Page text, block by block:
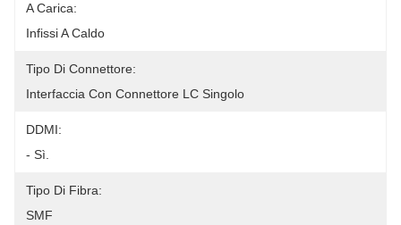
A Carica:
Infissi A Caldo
Tipo Di Connettore:
Interfaccia Con Connettore LC Singolo
DDMI:
- Sì.
Tipo Di Fibra:
SMF